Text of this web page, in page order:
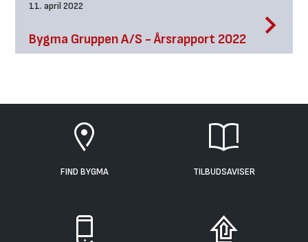
11. april 2022
Bygma Gruppen A/S - Årsrapport 2022
c
FIND BYGMA TILBUDSAVISER